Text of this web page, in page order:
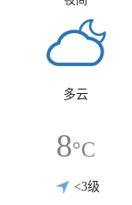
多云
8°C
<3级